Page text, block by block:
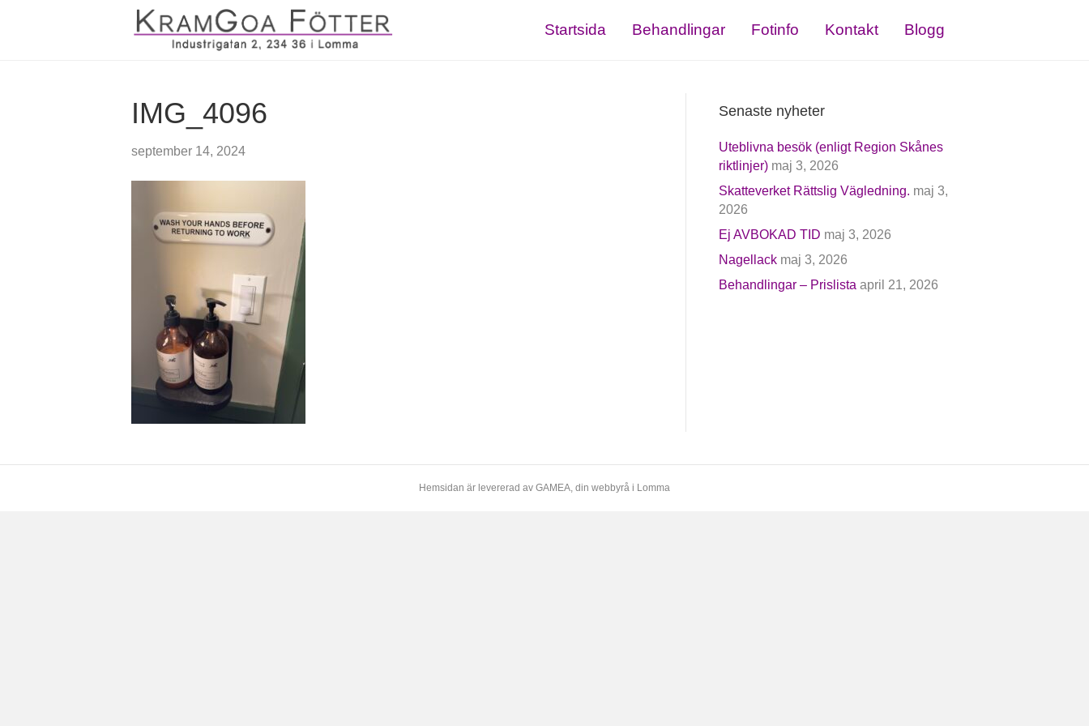
Startsida Behandlingar Fotinfo Kontakt Blogg
IMG_4096
september 14, 2024
Senaste nyheter
Uteblivna besök (enligt Region Skånes
riktlinjer) maj 3, 2026
Skatteverket Rättslig Vägledning. maj 3,
2026
Ej AVBOKAD TID maj 3, 2026
Nagellack maj 3, 2026
Behandlingar – Prislista april 21, 2026
Hemsidan är levererad av GAMEA, din webbyrå i Lomma